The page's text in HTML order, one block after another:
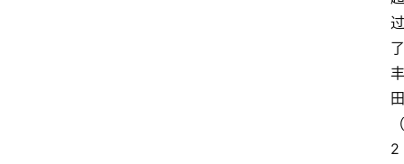
过
了
丰
田
（
2